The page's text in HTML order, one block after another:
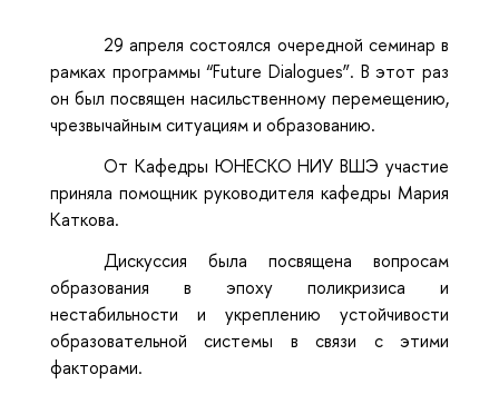
29 апреля состоялся очередной семинар в
рамках программы “Future Dialogues”. В этот раз
он был посвящен насильственному перемещению,
чрезвычайным ситуациям и образованию.
От Кафедры ЮНЕСКО НИУ ВШЭ участие
приняла помощник руководителя кафедры Мария
Каткова.
Дискуссия была посвящена вопросам
образования в эпоху поликризиса и
нестабильности и укреплению устойчивости
образовательной системы в связи с этими
факторами.